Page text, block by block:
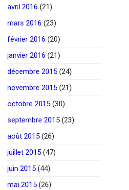
avril 2016 (21)
mars 2016 (23)
février 2016 (20)
janvier 2016 (21)
décembre 2015 (24)
novembre 2015 (21)
octobre 2015 (30)
septembre 2015 (23)
août 2015 (26)
juillet 2015 (47)
juin 2015 (44)
mai 2015 (26)